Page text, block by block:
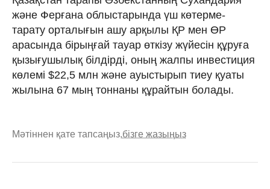
және Ферғана облыстарында үш көтерме-
тарату орталығын ашу арқылы ҚР мен ӨР
арасында бірыңғай тауар өткізу жүйесін құруға
қызығушылық білдірді, оның жалпы инвестиция
көлемі $22,5 млн және ауыстырып тиеу қуаты
жылына 67 мың тоннаны құрайтын болады.
Мәтіннен қате тапсаңыз,бізге жазыңыз